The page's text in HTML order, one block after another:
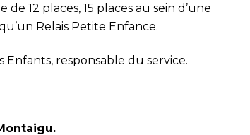
12 places, 15 places au sein d’une
Relais Petite Enfance.
responsable du service.